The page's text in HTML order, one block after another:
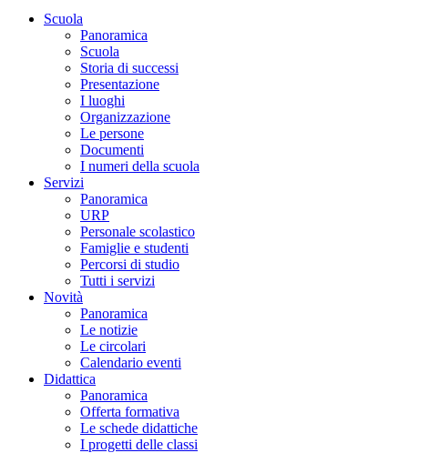
Scuola
Panoramica
Scuola
Storia di successi
Presentazione
I luoghi
Organizzazione
Le persone
Documenti
I numeri della scuola
Servizi
Panoramica
URP
Personale scolastico
Famiglie e studenti
Percorsi di studio
Tutti i servizi
Novità
Panoramica
Le notizie
Le circolari
Calendario eventi
Didattica
Panoramica
Offerta formativa
Le schede didattiche
I progetti delle classi